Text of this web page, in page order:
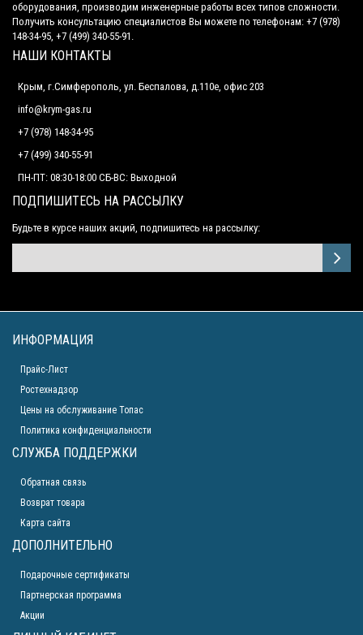
оборудования, производим инженерные работы всех типов сложности.
Получить консультацию специалистов Вы можете по телефонам: +7 (978)
148-34-95, +7 (499) 340-55-91.
НАШИ КОНТАКТЫ
Крым, г.Симферополь, ул. Беспалова, д.110е, офис 203
info@krym-gas.ru
+7 (978) 148-34-95
+7 (499) 340-55-91 ​
ПН-ПТ: 08:30-18:00 СБ-ВС: Выходной
ПОДПИШИТЕСЬ НА РАССЫЛКУ
Будьте в курсе наших акций, подпишитесь на рассылку:
ИНФОРМАЦИЯ
Прайс-Лист
Ростехнадзор
Цены на обслуживание Топас
Политика конфиденциальности
СЛУЖБА ПОДДЕРЖКИ
Обратная связь
Возврат товара
Карта сайта
ДОПОЛНИТЕЛЬНО
Подарочные сертификаты
Партнерская программа
Акции